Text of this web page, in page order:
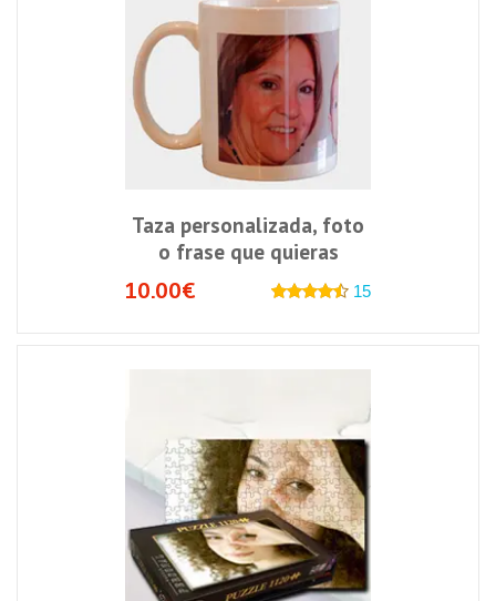
Taza personalizada, foto
o frase que quieras
10.00€
15